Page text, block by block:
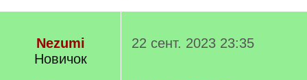
Nezumi
Новичок
22 сент. 2023 23:35